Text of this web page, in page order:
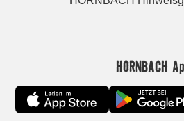
HORNBACH